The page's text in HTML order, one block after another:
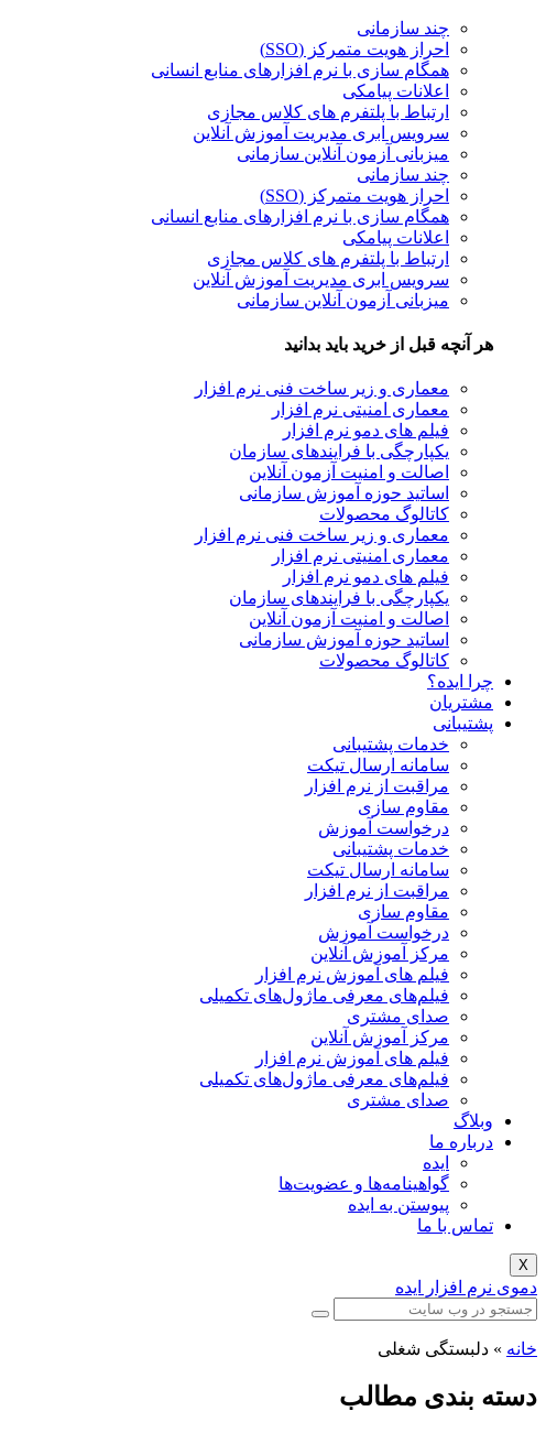
چند سازمانی
احراز هویت متمرکز (SSO)
همگام سازی با نرم افزارهای منابع انسانی
اعلانات پیامکی
ارتباط با پلتفرم های کلاس مجازی
سرویس ابری مدیریت آموزش آنلاین
میزبانی آزمون آنلاین سازمانی
چند سازمانی
احراز هویت متمرکز (SSO)
همگام سازی با نرم افزارهای منابع انسانی
اعلانات پیامکی
ارتباط با پلتفرم های کلاس مجازی
سرویس ابری مدیریت آموزش آنلاین
میزبانی آزمون آنلاین سازمانی
هر آنچه قبل از خرید باید بدانید
معماری و زیر ساخت فنی نرم افزار
معماری امنیتی نرم افزار
فیلم های دمو نرم افزار
یکپارچگی با فرایندهای سازمان
اصالت و امنیت آزمون آنلاین
اساتید حوزه آموزش سازمانی
کاتالوگ محصولات
معماری و زیر ساخت فنی نرم افزار
معماری امنیتی نرم افزار
فیلم های دمو نرم افزار
یکپارچگی با فرایندهای سازمان
اصالت و امنیت آزمون آنلاین
اساتید حوزه آموزش سازمانی
کاتالوگ محصولات
چرا ایده؟
مشتریان
پشتیبانی
خدمات پشتیبانی
سامانه ارسال تیکت
مراقبت از نرم افزار
مقاوم سازی
درخواست آموزش
خدمات پشتیبانی
سامانه ارسال تیکت
مراقبت از نرم افزار
مقاوم سازی
درخواست آموزش
مرکز آموزش آنلاین
فیلم های آموزش نرم افزار
فیلم‌های معرفی ماژول‌های تکمیلی
صدای مشتری
مرکز آموزش آنلاین
فیلم های آموزش نرم افزار
فیلم‌های معرفی ماژول‌های تکمیلی
صدای مشتری
وبلاگ
درباره ما
ایده
گواهینامه‌ها و عضویت‌ها
پیوستن به ایده
تماس با ما
X
دموی نرم افزار ایده
خانه » دلبستگی شغلی
دسته بندی مطالب